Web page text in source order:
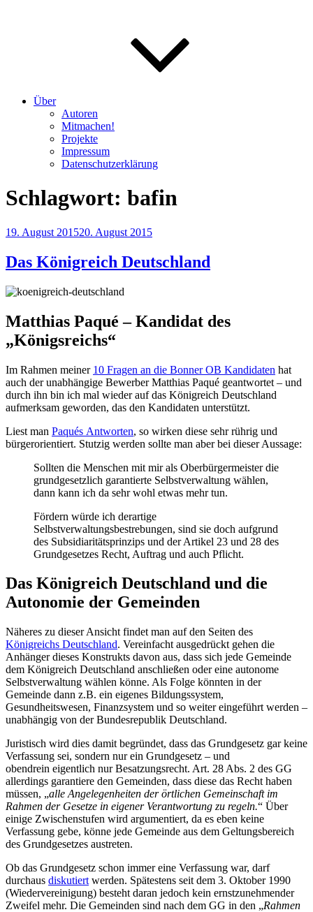
Über
Autoren
Mitmachen!
Projekte
Impressum
Datenschutzerklärung
Schlagwort: bafin
Veröffentlicht
19. August 201520. August 2015
Das Königreich Deutschland
Matthias Paqué – Kandidat des
„Königsreichs“
Im Rahmen meiner 10 Fragen an die Bonner OB Kandidaten hat
auch der unabhängige Bewerber Matthias Paqué geantwortet – und
durch ihn bin ich mal wieder auf das Königreich Deutschland
aufmerksam geworden, das den Kandidaten unterstützt.
Liest man Paqués Antworten, so wirken diese sehr rührig und
bürgerorientiert. Stutzig werden sollte man aber bei dieser Aussage:
Sollten die Menschen mit mir als Oberbürgermeister die
grundgesetzlich garantierte Selbstverwaltung wählen,
dann kann ich da sehr wohl etwas mehr tun.
Fördern würde ich derartige
Selbstverwaltungsbestrebungen, sind sie doch aufgrund
des Subsidiaritätsprinzips und der Artikel 23 und 28 des
Grundgesetzes Recht, Auftrag und auch Pflicht.
Das Königreich Deutschland und die
Autonomie der Gemeinden
Näheres zu dieser Ansicht findet man auf den Seiten des
Königreichs Deutschland. Vereinfacht ausgedrückt gehen die
Anhänger dieses Konstrukts davon aus, dass sich jede Gemeinde
dem Königreich Deutschland anschließen oder eine autonome
Selbstverwaltung wählen könne. Als Folge könnten in der
Gemeinde dann z.B. ein eigenes Bildungssystem,
Gesundheitswesen, Finanzsystem und so weiter eingeführt werden –
unabhängig von der Bundesrepublik Deutschland.
Juristisch wird dies damit begründet, dass das Grundgesetz gar keine
Verfassung sei, sondern nur ein Grundgesetz – und
obendrein eigentlich nur Besatzungsrecht. Art. 28 Abs. 2 des GG
allerdings garantiere den Gemeinden, dass diese das Recht haben
müssen, „alle Angelegenheiten der örtlichen Gemeinschaft im
Rahmen der Gesetze in eigener Verantwortung zu regeln.“ Über
einige Zwischenstufen wird argumentiert, da es eben keine
Verfassung gebe, könne jede Gemeinde aus dem Geltungsbereich
des Grundgesetzes austreten.
Ob das Grundgesetz schon immer eine Verfassung war, darf
durchaus diskutiert werden. Spätestens seit dem 3. Oktober 1990
(Wiedervereinigung) besteht daran jedoch kein ernstzunehmender
Zweifel mehr. Die Gemeinden sind nach dem GG in den „Rahmen